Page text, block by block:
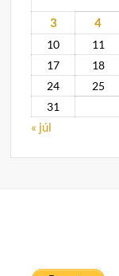
3
4
10
11
17
18
24
25
31
« júl